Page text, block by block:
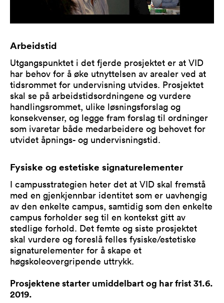
Arbeidstid
Utgangspunktet i det fjerde prosjektet er at VID
har behov for å øke utnyttelsen av arealer ved at
tidsrommet for undervisning utvides. Prosjektet
skal se på arbeidstidsordningene og vurdere
handlingsrommet, ulike løsningsforslag og
konsekvenser, og legge fram forslag til ordninger
som ivaretar både medarbeidere og behovet for
utvidet åpnings- og undervisningstid.
Fysiske og estetiske signaturelementer
I campusstrategien heter det at VID skal fremstå
med en gjenkjennbar identitet som er uavhengig
av den enkelte campus, samtidig som den enkelte
campus forholder seg til en kontekst gitt av
stedlige forhold. Det femte og siste prosjektet
skal vurdere og foreslå felles fysiske/estetiske
signaturelementer for å skape et
høgskoleovergripende uttrykk.
Prosjektene starter umiddelbart og har frist 31.6.
2019.